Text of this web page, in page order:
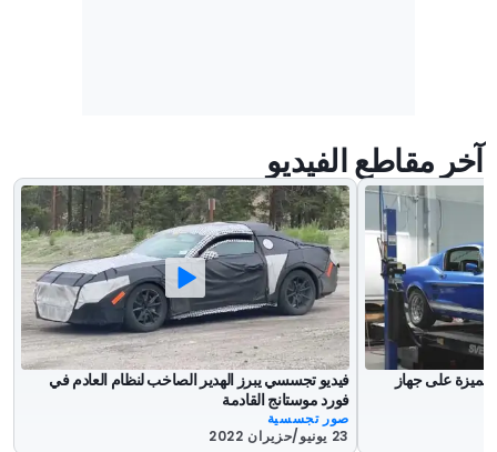
آخر مقاطع الفيديو
على جهاز
فيديو تجسسي يبرز الهدير الصاخب لنظام العادم في
فورد موستانج القادمة
صور تجسسية
23 يونيو/حزيران 2022